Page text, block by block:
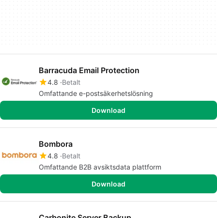
Barracuda Email Protection
4.8 Betalt
Omfattande e-postsäkerhetslösning
Download
Bombora
4.8 Betalt
Omfattande B2B avsiktsdata plattform
Download